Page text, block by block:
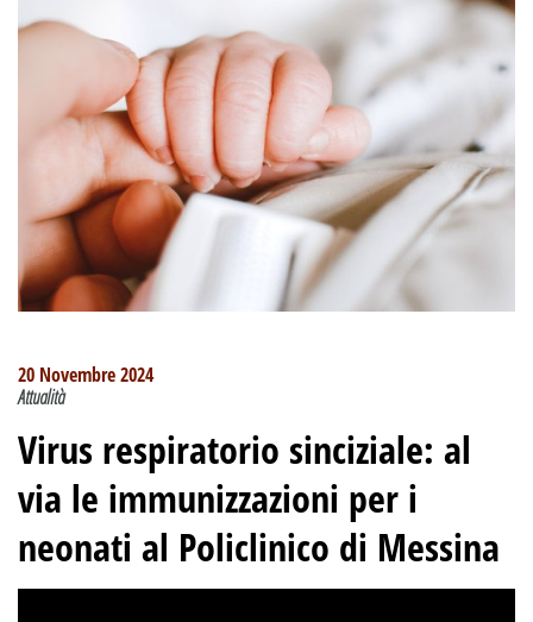
20 Novembre 2024
Attualità
Virus respiratorio sinciziale: al
via le immunizzazioni per i
neonati al Policlinico di Messina